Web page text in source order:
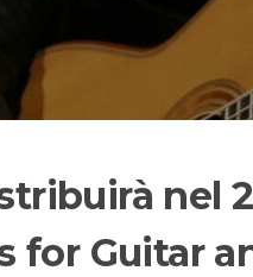
nel
for Guitar